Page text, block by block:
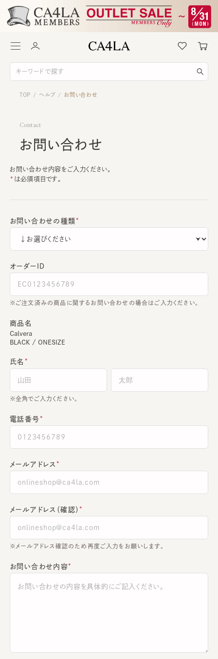
TOP / ヘルプ / お問い合わせ
Contact
お問い合わせ
お問い合わせ内容をご入力ください。
は必須項目です。
お問い合わせの種類
オーダーＩＤ
ご注文済みの商品に関するお問い合わせの場合はご入力ください。
商品名
Calvera
BLACK / ONESIZE
氏名
全角でご入力ください。
電話番号
メールアドレス
メールアドレス（確認）
※メールアドレス確認のため再度ご入力をお願いします。
お問い合わせ内容